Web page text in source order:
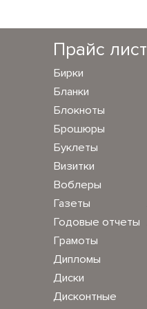
Прайс лист
Бирки
Бланки
Блокноты
Брошюры
Буклеты
Визитки
Воблеры
Газеты
Годовые отчеты
Грамоты
Дипломы
Диски
Дисконтные